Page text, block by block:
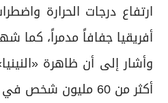
أفريقيا جفافاً مدمراً، كما
وأشار إلى أن ظاهرة
أكثر من 60 مليون شخص في جميع أنحاء العالم وكانت أحد العوامل الرئيسة لانعدام الأمن الغذائي على مدار الشهر الماضي.